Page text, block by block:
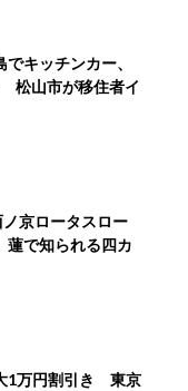
キッチンカー、
松山市が移住者イ
京ロータスロー
で知られる四カ
1万円割引き 東京